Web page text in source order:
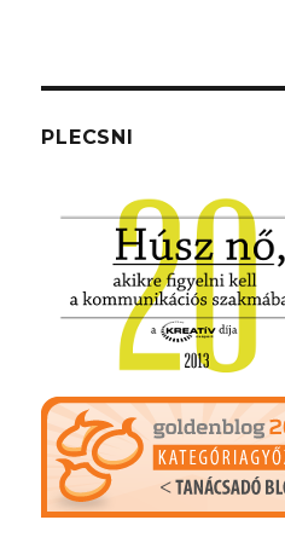
PLECSNI